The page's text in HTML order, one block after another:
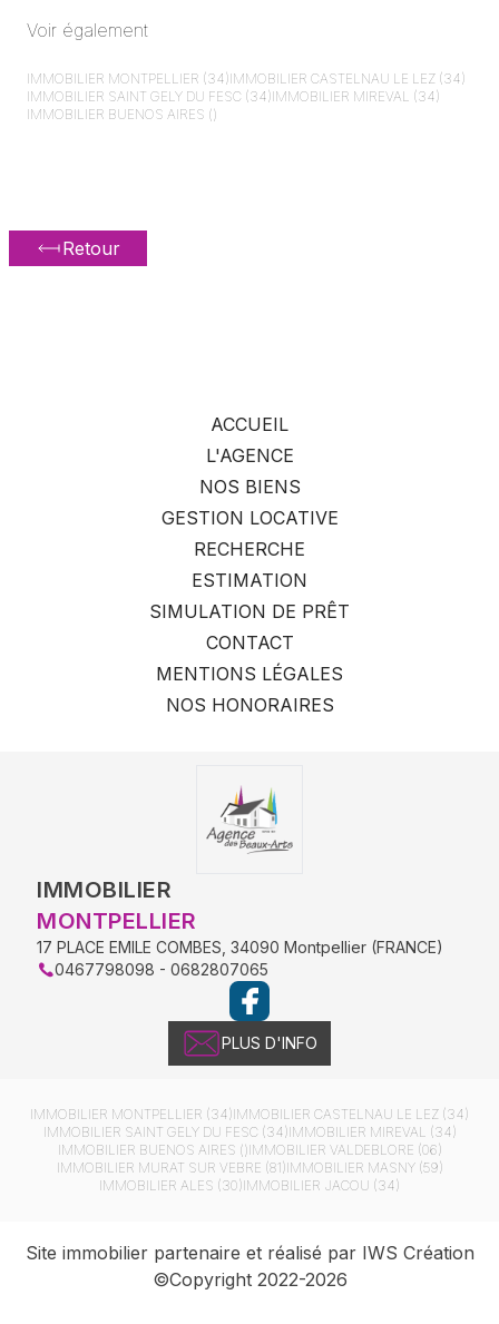
Voir également
IMMOBILIER MONTPELLIER (34)IMMOBILIER CASTELNAU LE LEZ (34)
IMMOBILIER SAINT GELY DU FESC (34)IMMOBILIER MIREVAL (34)
IMMOBILIER BUENOS AIRES ()
Retour
ACCUEIL
L'AGENCE
NOS BIENS
GESTION LOCATIVE
RECHERCHE
ESTIMATION
SIMULATION DE PRÊT
CONTACT
MENTIONS LÉGALES
NOS HONORAIRES
IMMOBILIER
MONTPELLIER
17 PLACE EMILE COMBES ,34090 Montpellier (FRANCE)
0467798098 - 0682807065
PLUS D'INFO
IMMOBILIER MONTPELLIER (34)IMMOBILIER CASTELNAU LE LEZ (34)
IMMOBILIER SAINT GELY DU FESC (34)IMMOBILIER MIREVAL (34)
IMMOBILIER BUENOS AIRES ()IMMOBILIER VALDEBLORE (06)
IMMOBILIER MURAT SUR VEBRE (81)IMMOBILIER MASNY (59)
IMMOBILIER ALES (30)IMMOBILIER JACOU (34)
Site immobilier partenaire et réalisé par IWS Création
©Copyright 2022-2026